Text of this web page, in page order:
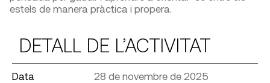
estels de manera pràctica i propera.
DETALL DE L’ACTIVITAT
Data 28 de novembre de 2025